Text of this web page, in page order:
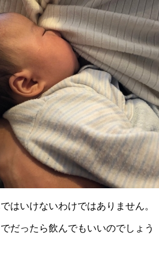
はいけないわけではありません。
だったら飲んでもいいのでしょう